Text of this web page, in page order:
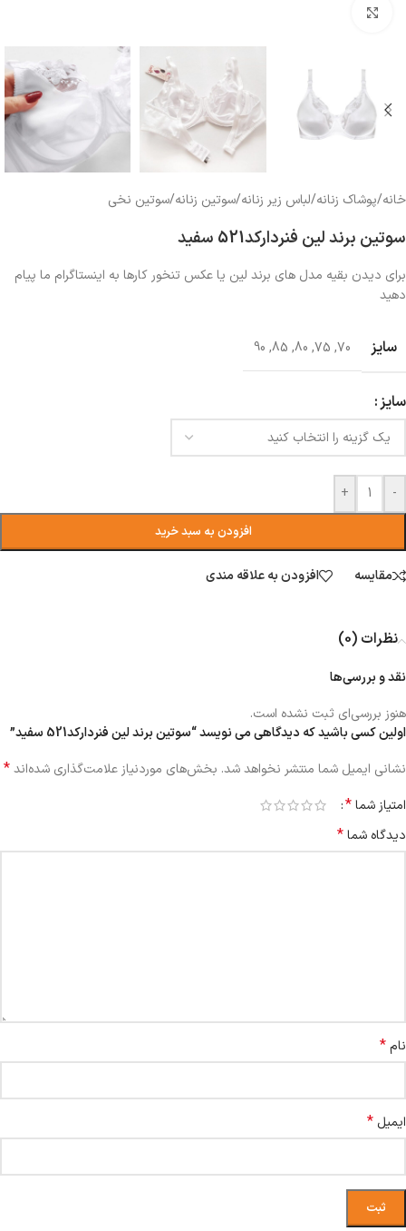
خانه/پوشاک زنانه/لباس زیر زنانه/سوتین زنانه/سوتین نخی
سوتین برند لین فنردارکد521 سفید
برای دیدن بقیه مدل های برند لین یا عکس تنخور کارها به اینستاگرام ما پیام
دهید
سایز 70
,
75
,
80
,
85
,
90
سایز
-
+
افزودن به سبد خرید
مقایسه افزودن به علاقه مندی
نظرات (0)
نقد و بررسی‌ها
هنوز بررسی‌ای ثبت نشده است.
اولین کسی باشید که دیدگاهی می نویسد “سوتین برند لین فنردارکد521 سفید”
نشانی ایمیل شما منتشر نخواهد شد. بخش‌های موردنیاز علامت‌گذاری شده‌اند*
امتیاز شما*
دیدگاه شما*
نام*
ایمیل *